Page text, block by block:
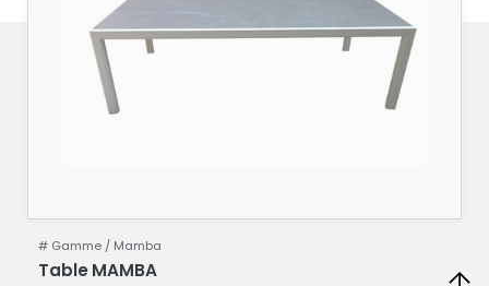
# Gamme / Mamba
Table MAMBA